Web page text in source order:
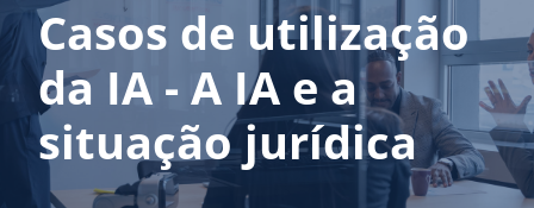
Casos de utilização
da IA - A IA e a
situação jurídica